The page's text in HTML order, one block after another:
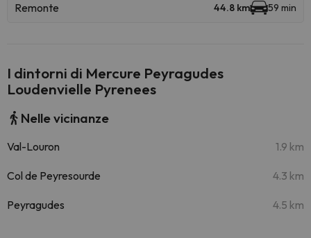
Remonte 44.8 km 59 min
I dintorni di Mercure Peyragudes
Loudenvielle Pyrenees
Nelle vicinanze
Val-Louron 1.9 km
Col de Peyresourde 4.3 km
Peyragudes 4.5 km